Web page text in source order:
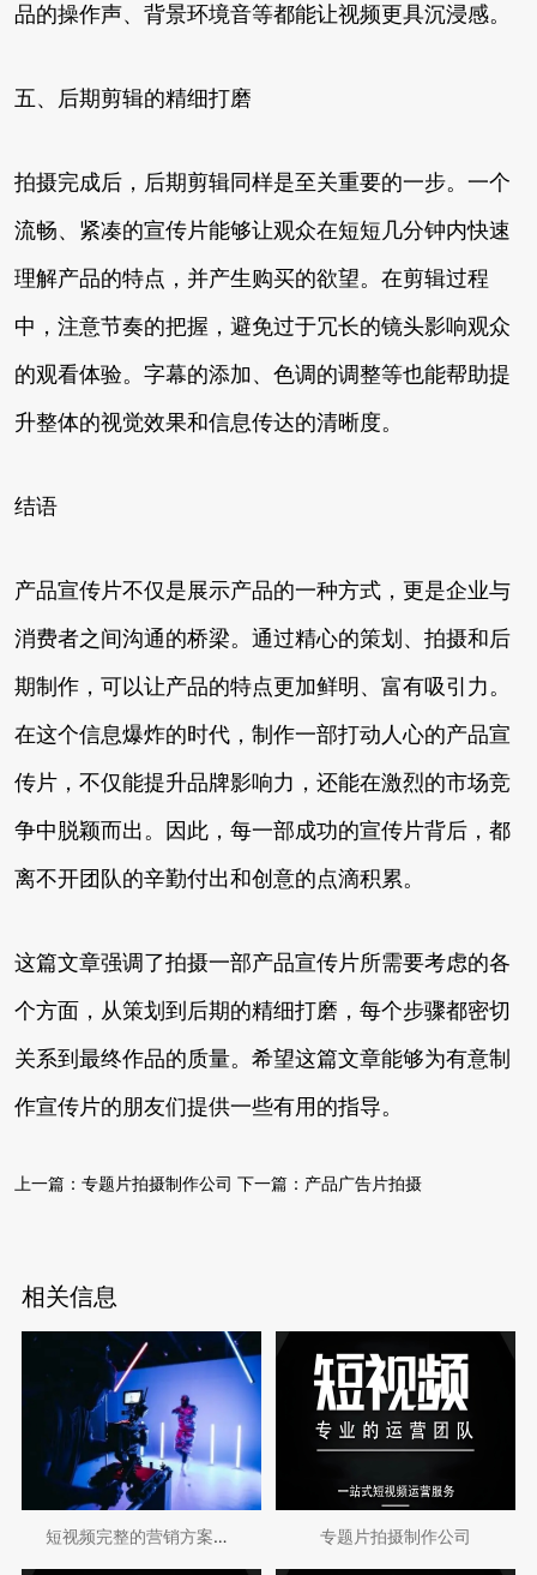
品的操作声、背景环境音等都能让视频更具沉浸感。
五、后期剪辑的精细打磨
拍摄完成后，后期剪辑同样是至关重要的一步。一个
流畅、紧凑的宣传片能够让观众在短短几分钟内快速
理解产品的特点，并产生购买的欲望。在剪辑过程
中，注意节奏的把握，避免过于冗长的镜头影响观众
的观看体验。字幕的添加、色调的调整等也能帮助提
升整体的视觉效果和信息传达的清晰度。
结语
产品宣传片不仅是展示产品的一种方式，更是企业与
消费者之间沟通的桥梁。通过精心的策划、拍摄和后
期制作，可以让产品的特点更加鲜明、富有吸引力。
在这个信息爆炸的时代，制作一部打动人心的产品宣
传片，不仅能提升品牌影响力，还能在激烈的市场竞
争中脱颖而出。因此，每一部成功的宣传片背后，都
离不开团队的辛勤付出和创意的点滴积累。
这篇文章强调了拍摄一部产品宣传片所需要考虑的各
个方面，从策划到后期的精细打磨，每个步骤都密切
关系到最终作品的质量。希望这篇文章能够为有意制
作宣传片的朋友们提供一些有用的指导。
上一篇： 专题片拍摄制作公司 下一篇： 产品广告片拍摄
相关信息
短视频完整的营销方案是什么？ 专题片拍摄制作公司